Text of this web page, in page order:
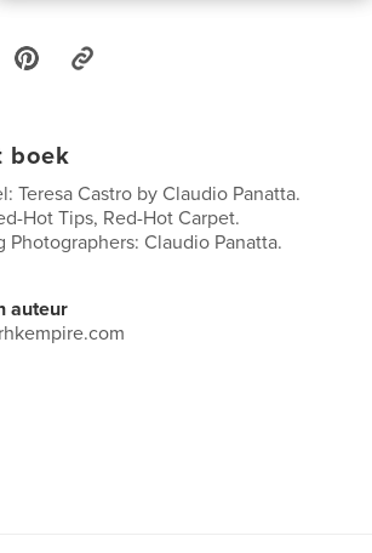
boek
Teresa Castro by Claudio Panatta.
Hot Tips, Red-Hot Carpet.
Photographers: Claudio Panatta.
auteur